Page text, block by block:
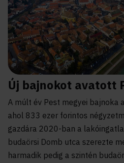
Új bajnokot avatott
A múlt év Pest megyei bajnoka
ahol 833 ezer forintos
gazdára 2020-ban a
budaörsi Domb utca szerezte
harmadik pedig a szintén